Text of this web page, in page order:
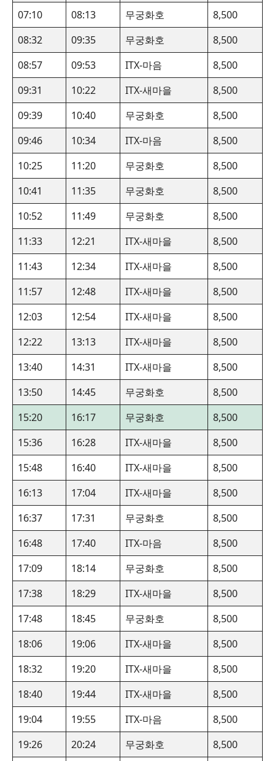
07:10
08:13 무궁화호
8,500
08:32
09:35 무궁화호
8,500
08:57
09:53 ITX-마음
8,500
09:31
10:22 ITX-새마을
8,500
09:39
10:40 무궁화호
8,500
09:46
10:34 ITX-마음
8,500
10:25
11:20 무궁화호
8,500
10:41
11:35 무궁화호
8,500
10:52
11:49 무궁화호
8,500
11:33
12:21 ITX-새마을
8,500
11:43
12:34 ITX-새마을
8,500
11:57
12:48 ITX-새마을
8,500
12:03
12:54 ITX-새마을
8,500
12:22
13:13 ITX-새마을
8,500
13:40
14:31 ITX-새마을
8,500
13:50
14:45 무궁화호
8,500
15:20
16:17 무궁화호
8,500
15:36
16:28 ITX-새마을
8,500
15:48
16:40 ITX-새마을
8,500
16:13
17:04 ITX-새마을
8,500
16:37
17:31 무궁화호
8,500
16:48
17:40 ITX-마음
8,500
17:09
18:14 무궁화호
8,500
17:38
18:29 ITX-새마을
8,500
17:48
18:45 무궁화호
8,500
18:06
19:06 ITX-새마을
8,500
18:32
19:20 ITX-새마을
8,500
18:40
19:44 ITX-새마을
8,500
19:04
19:55 ITX-마음
8,500
19:26
20:24 무궁화호 8,500